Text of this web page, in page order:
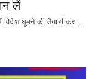
लें
घूमने की तैयारी कर…